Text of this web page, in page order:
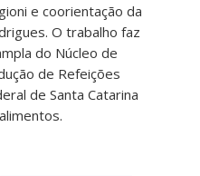
e coorientação da
O trabalho faz
do Núcleo de
de Refeições
de Santa Catarina